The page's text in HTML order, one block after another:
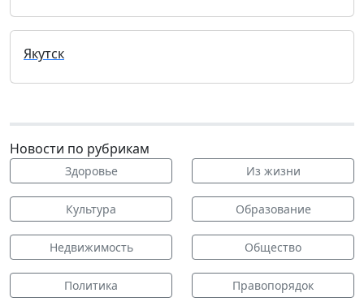
Якутск
Новости по рубрикам
Здоровье Из жизни
Культура Образование
Недвижимость Общество
Политика Правопорядок